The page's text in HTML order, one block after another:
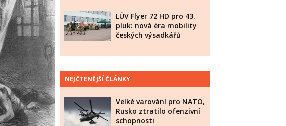
LÚV Flyer 72 HD pro 43.
pluk: nová éra mobility
českých výsadkářů
NEJČTENĚJŠÍ ČLÁNKY
Velké varování pro NATO,
Rusko ztratilo ofenzivní
schopnosti